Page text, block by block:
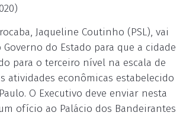
Jaqueline Coutinho (PSL), vai
do Estado para que a cidade
para o terceiro nível na escala de
atividades econômicas estabelecido
O Executivo deve enviar nesta
ofício ao Palácio dos Bandeirantes